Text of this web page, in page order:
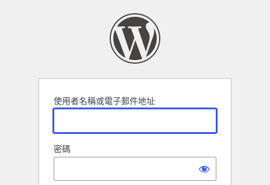
使用者名稱或電子郵件地址
密碼